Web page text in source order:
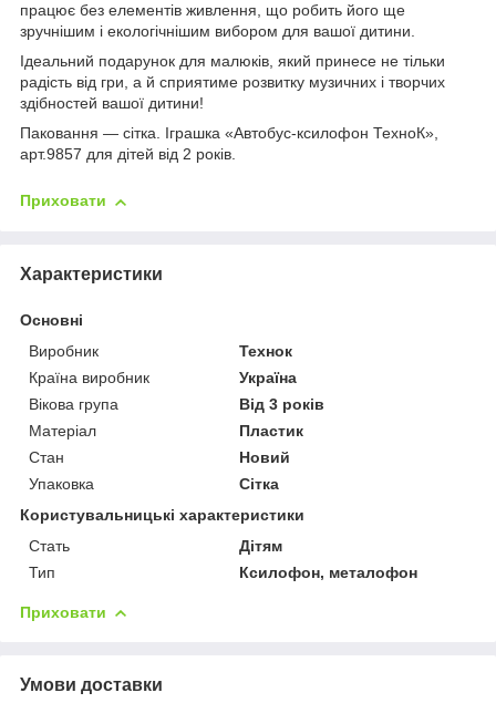
працює без елементів живлення, що робить його ще
зручнішим і екологічнішим вибором для вашої дитини.
Ідеальний подарунок для малюків, який принесе не тільки
радість від гри, а й сприятиме розвитку музичних і творчих
здібностей вашої дитини!
Паковання — сітка. Іграшка «Автобус-ксилофон ТехноК»,
арт.9857 для дітей від 2 років.
Приховати
Характеристики
Основні
Виробник
Технок
Країна виробник
Україна
Вікова група
Від 3 років
Матеріал
Пластик
Стан
Новий
Упаковка
Сітка
Користувальницькі характеристики
Стать
Дітям
Тип
Ксилофон, металофон
Приховати
Умови доставки